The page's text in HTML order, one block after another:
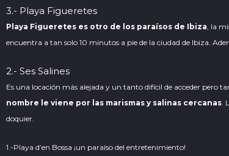
3.- Playa Figueretes
Playa Figueretes es otro de los paraísos de Ibiza, la
encuentra a tan solo 10 minutos a pie de la ciudad de Ibiza.
2.- Ses Salines
Es una locación más alejada y un tanto difícil de acceder pero
nombre le viene por las marismas y salinas cercanas.
doquier.
1.-Playa d’en Bossa ¡un paraíso del entretenimiento!